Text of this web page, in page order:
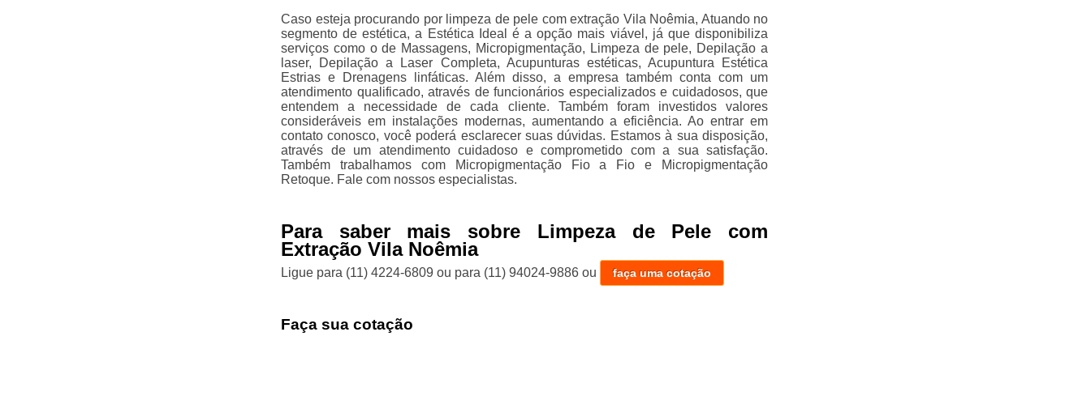
Caso esteja procurando por limpeza de pele com extração Vila Noêmia, Atuando no
segmento de estética, a Estética Ideal é a opção mais viável, já que disponibiliza
serviços como o de Massagens, Micropigmentação, Limpeza de pele, Depilação a
laser, Depilação a Laser Completa, Acupunturas estéticas, Acupuntura Estética
Estrias e Drenagens linfáticas. Além disso, a empresa também conta com um
atendimento qualificado, através de funcionários especializados e cuidadosos, que
entendem a necessidade de cada cliente. Também foram investidos valores
consideráveis em instalações modernas, aumentando a eficiência. Ao entrar em
contato conosco, você poderá esclarecer suas dúvidas. Estamos à sua disposição,
através de um atendimento cuidadoso e comprometido com a sua satisfação.
Também trabalhamos com Micropigmentação Fio a Fio e Micropigmentação
Retoque. Fale com nossos especialistas.
Para saber mais sobre Limpeza de Pele com
Extração Vila Noêmia
Ligue para (11) 4224-6809 ou para (11) 94024-9886 ou faça uma cotação
Faça sua cotação